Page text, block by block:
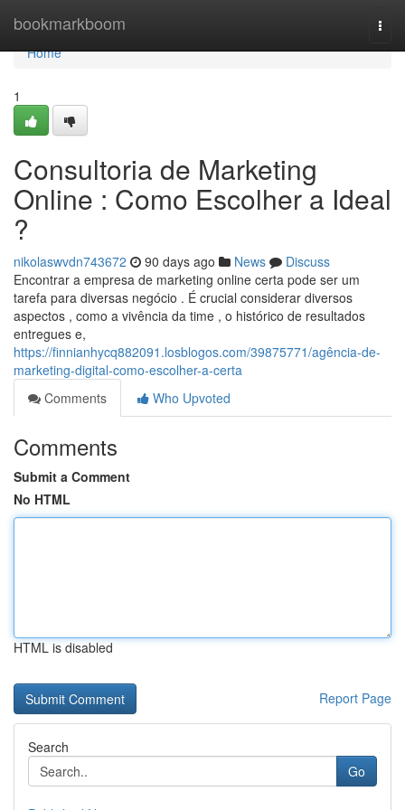
bookmarkboom
Home
Home
1
Consultoria de Marketing
Online : Como Escolher a Ideal
?
nikolaswvdn743672 90 days ago News
Discuss
Encontrar a empresa de marketing online certa pode ser um
tarefa para diversas negócio . É crucial considerar diversos
aspectos , como a vivência da time , o histórico de resultados
entregues e,
https://finnianhycq882091.losblogos.com/39875771/agência-de-
marketing-digital-como-escolher-a-certa
Comments
Who Upvoted
Comments
Submit a Comment
No HTML
HTML is disabled
Report Page
Search
Go